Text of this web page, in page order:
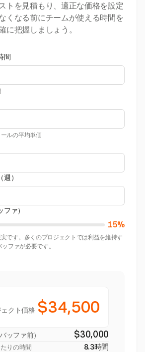
トを見積もり、適正な価格を設定
くなる前にチームが使える時間を
に把握しましょう。
間
ルの平均単価
）
ァ）
15%
です。多くのプロジェクトでは利益を維持す
ファが必要です。
クト価格 $34,500
ッファ前） $30,000
りの時間 8.3時間